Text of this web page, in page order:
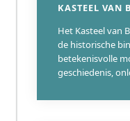
KASTEEL VAN
Het Kasteel van
de historische
betekenisvolle
geschiedenis,